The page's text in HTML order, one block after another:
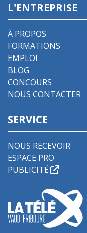
L'ENTREPRISE
À PROPOS
FORMATIONS
EMPLOI
BLOG
CONCOURS
NOUS CONTACTER
SERVICE
NOUS RECEVOIR
ESPACE PRO
PUBLICITÉ